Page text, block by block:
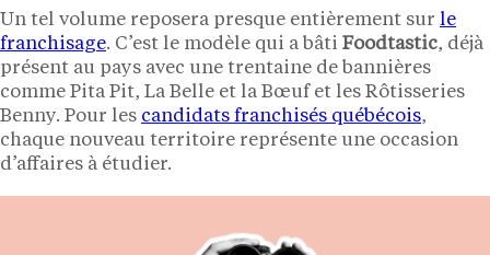
Un tel volume reposera presque entièrement sur le
franchisage. C’est le modèle qui a bâti Foodtastic, déjà
présent au pays avec une trentaine de bannières
comme Pita Pit, La Belle et la Bœuf et les Rôtisseries
Benny. Pour les candidats franchisés québécois,
chaque nouveau territoire représente une occasion
d’affaires à étudier.